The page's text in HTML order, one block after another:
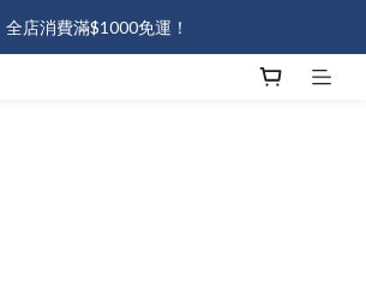
中🔥會員熱情招募中！加入即送50元💖
全店消費滿$1000免運！
中🔥會員熱情招募中！加入即送50元💖